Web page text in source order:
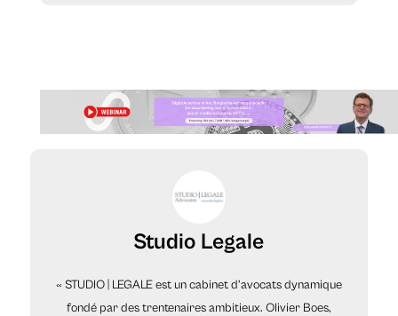
Studio Legale
« STUDIO | LEGALE est un cabinet d’avocats dynamique
fondé par des trentenaires ambitieux. Olivier Boes,